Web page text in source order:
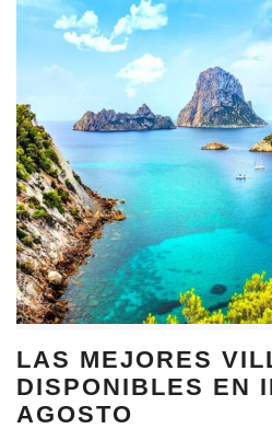
LAS MEJORES
DISPONIBLES EN
AGOSTO